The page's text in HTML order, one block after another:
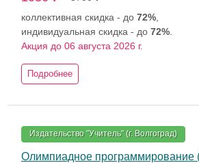
коллективная скидка - до 72%
индивидуальная скидка - до 72%
Акция до 06 августа 2026 г.
Подробнее
Издательство "Учитель" (г. Волгоград)
Олимпиадное программирование